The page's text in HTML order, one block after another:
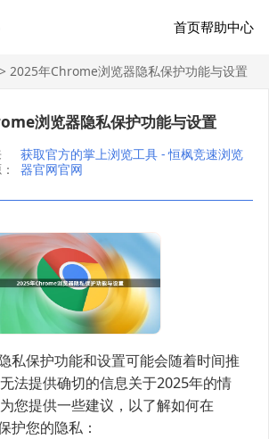
首页帮助中心
2025年Chrome浏览器隐私保护功能与设置
浏览器隐私保护功能与设置
获取官方的掌上浏览工具 - 恒枫竞速浏览
器官网官网
私保护功能和设置可能会随着时间推
法提供确切的信息关于2025年的情
您提供一些建议，以了解如何在
护您的隐私：